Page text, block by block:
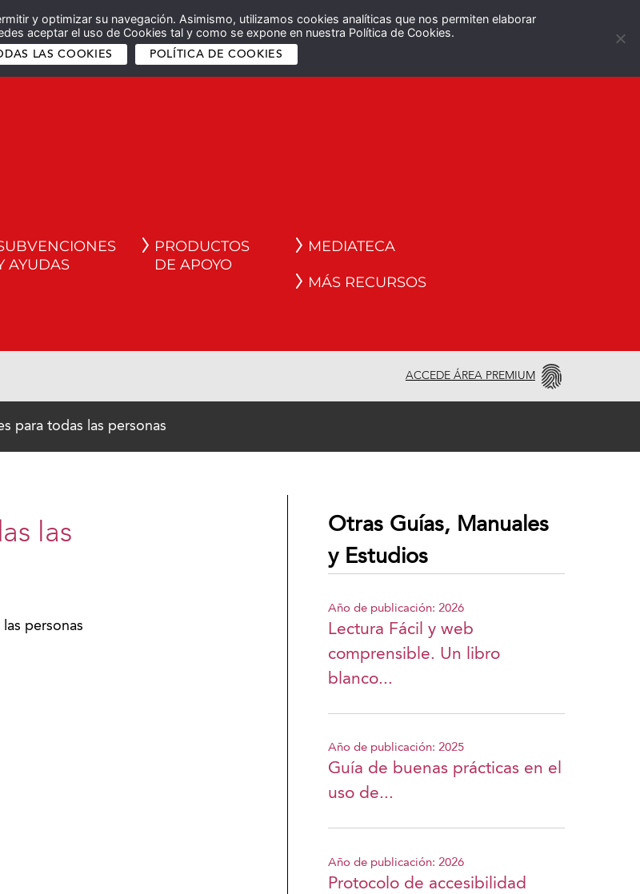
y optimizar su navegación. Asimismo, utilizamos cookies analíticas que nos permiten elaborar
aceptar el uso de Cookies tal y como se expone en nuestra Política de Cookies.
LAS COOKIES POLÍTICA DE COOKIES
Español English
AYUDAS
PRODUCTOS
DE APOYO
MEDIATECA
MÁS RECURSOS
ACCEDE ÁREA PREMIUM
para todas las personas
las
personas
Otras Guías, Manuales
y Estudios
Año de publicación: 2026
Lectura Fácil y web
comprensible. Un libro
blanco...
Año de publicación: 2025
Guía de buenas prácticas en el
uso de...
Año de publicación: 2026
Protocolo de accesibilidad